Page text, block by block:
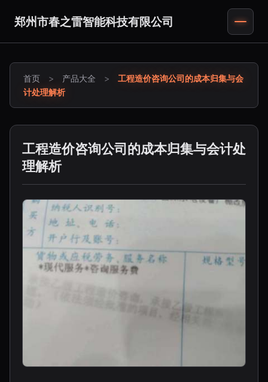
郑州市春之雷智能科技有限公司
首页 > 产品大全 >
工程造价咨询公司的成本归集与会
计处理解析
工程造价咨询公司的成本归集与会计处
理解析